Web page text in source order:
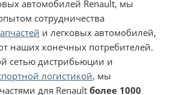
автомобилей Renault, мы
сотрудничества
и легковых автомобилей,
наших конечных потребителей.
сетью дистрибьюции и
логистикой, мы
для Renault более 1000